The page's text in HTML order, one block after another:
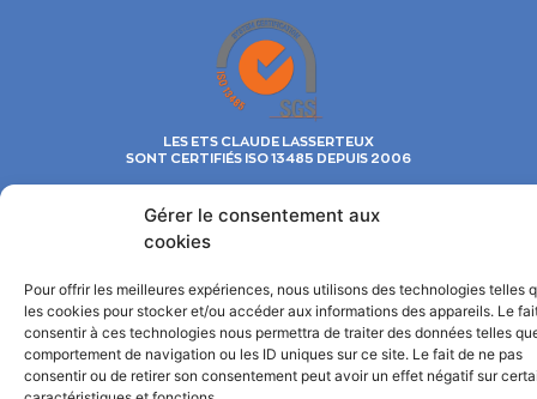
Gérer le consentement aux
cookies
Pour offrir les meilleures expériences, nous utilisons des technologies telles
les cookies pour stocker et/ou accéder aux informations des appareils. Le
consentir à ces technologies nous permettra de traiter des données telles
comportement de navigation ou les ID uniques sur ce site. Le fait de ne pas
consentir ou de retirer son consentement peut avoir un effet négatif sur
LES ETS CLAUDE LASSERTEUX
SONT CERTIFIÉS ISO 13485 DEPUIS 2006
13h30 à 18h.
Les Ets Claude LASSERTEUX S.A. commercialisent leur fabrication
© 2022©TOUS DROITS RESERVÉS : ÉTABLISSEMENTS CLAUDE LASSERTEUX, S.A. AU
CAPITAL DE 600 000 € INSCRITE AU RCS DE CHAUMONT SOUS LE NUMÉRO 341 495 844